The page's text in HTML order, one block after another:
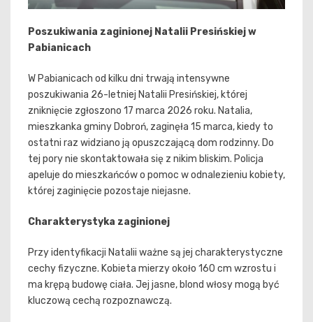
Poszukiwania zaginionej Natalii Presińskiej w
Pabianicach
W Pabianicach od kilku dni trwają intensywne
poszukiwania 26-letniej Natalii Presińskiej, której
zniknięcie zgłoszono 17 marca 2026 roku. Natalia,
mieszkanka gminy Dobroń, zaginęła 15 marca, kiedy to
ostatni raz widziano ją opuszczającą dom rodzinny. Do
tej pory nie skontaktowała się z nikim bliskim. Policja
apeluje do mieszkańców o pomoc w odnalezieniu kobiety,
której zaginięcie pozostaje niejasne.
Charakterystyka zaginionej
Przy identyfikacji Natalii ważne są jej charakterystyczne
cechy fizyczne. Kobieta mierzy około 160 cm wzrostu i
ma krępą budowę ciała. Jej jasne, blond włosy mogą być
kluczową cechą rozpoznawczą.